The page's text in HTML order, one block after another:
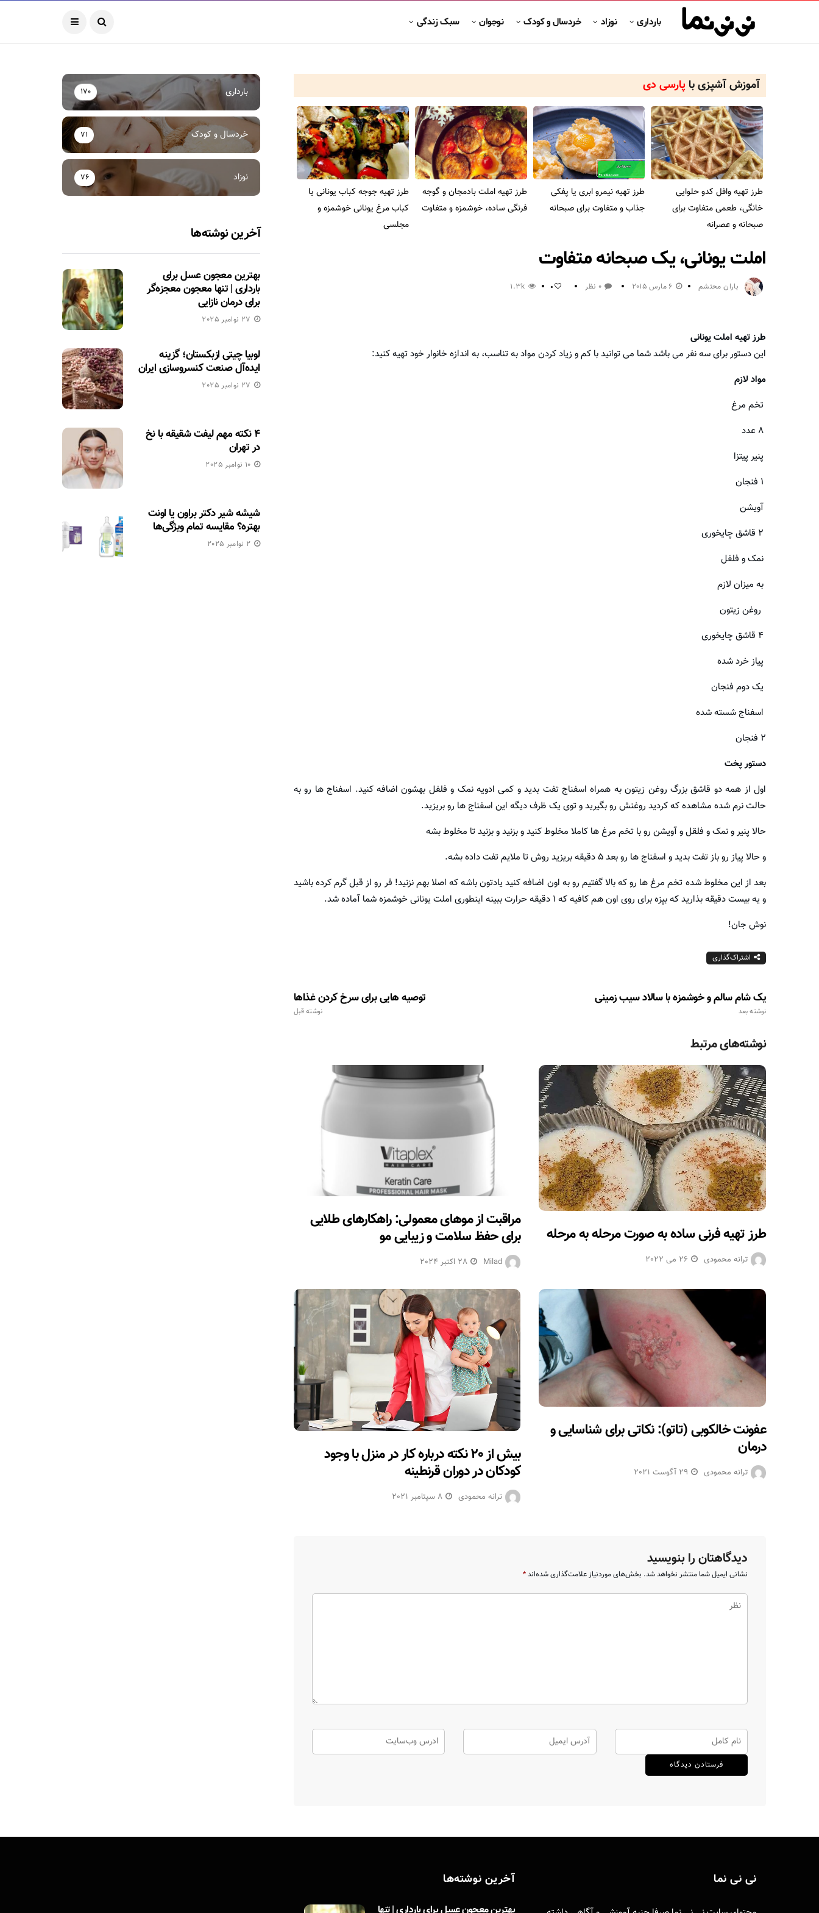
بارداری نوزاد خردسال و کودک نوجوان سبک زندگی
آموزش آشپزی با پارسی دی
طرز تهیه وافل کدو حلوایی
خانگی، طعمی متفاوت برای
صبحانه و عصرانه
طرز تهیه نیمرو ابری یا پفکی
جذاب و متفاوت برای صبحانه
طرز تهیه املت بادمجان و گوجه
فرنگی ساده، خوشمزه و متفاوت
طرز تهیه جوجه کباب یونانی یا
کباب مرغ یونانی خوشمزه و
مجلسی
املت یونانی، یک صبحانه متفاوت
باران محتشم 6 مارس 2015 0 نظر 0
1.3k
طرز تهیه املت یونانی
این دستور برای سه نفر می باشد شما می توانید با کم و زیاد کردن مواد به تناسب، به اندازه خانوار خود تهیه کنید:
مواد لازم
تخم مرغ
پنیر پیتزا
آویشن
نمک و فلفل
به میزان لازم
روغن زیتون
پیاز خرد شده
یک دوم فنجان
اسفناج شسته شده
۲ فنجان
دستور پخت
اول از همه دو قاشق بزرگ روغن زیتون به همراه اسفناج تفت بدید و کمی ادویه نمک و فلفل بهشون اضافه کنید. اسفناج ها رو به
حالت نرم شده مشاهده که کردید روغنش رو بگیرید و توی یک ظرف دیگه این اسفناج ها رو بریزید.
حالا پنیر و نمک و فلقل و آویشن رو با تخم مرغ ها کاملا مخلوط کنید و بزنید و بزنید تا مخلوط بشه
و حالا پیاز رو باز تفت بدید و اسفناج ها رو بعد ۵ دقیقه بریزید روش تا ملایم تفت داده بشه.
بعد از این مخلوط شده تخم مرغ ها رو که بالا گفتیم رو به اون اضافه کنید یادتون باشه که اصلا بهم نزنید! فر رو از قبل گرم کرده باشید
و یه بیست دقیقه بذارید که بپزه برای روی اون هم کافیه که ۱ دقیقه حرارت ببینه اینطوری املت یونانی خوشمزه شما آماده شد.
نوش جان!
اشتراک‌گذاری
توصیه هایی برای سرخ کردن غذاها
نوشته قبل
یک شام سالم و خوشمزه با سالاد سیب زمینی
نوشته بعد
نوشته‌های مرتبط
‫مراقبت از موهای معمولی: راهکارهای طلایی
برای حفظ سلامت و زیبایی مو‬‬‬
Milad 28 اکتبر 2024
طرز تهیه فرنی ساده به صورت مرحله به مرحله
ترانه محمودی 26 می 2022
بیش از ۲۰ نکته درباره کار در منزل با وجود
کودکان در دوران قرنطینه
ترانه محمودی 8 سپتامبر 2021
عفونت خالکوبی (تاتو): نکاتی برای شناسایی و
درمان
ترانه محمودی 29 آگوست 2021
دیدگاهتان را بنویسید
نشانی ایمیل شما منتشر نخواهد شد. بخش‌های موردنیاز علامت‌گذاری شده‌اند*
بارداری 170
خردسال و کودک 71
نوزاد 76
آخرین نوشته‌ها
بهترین معجون عسل برای
بارداری | تنها معجون معجزه‌گر
برای درمان نازایی
27 نوامبر 2025
لوبیا چیتی ازبکستان؛ گزینه
ایده‌آل صنعت کنسروسازی ایران
27 نوامبر 2025
۴ نکته مهم لیفت شقیقه با نخ
در تهران
10 نوامبر 2025
شیشه شیر دکتر براون یا اونت
بهتره؟ مقایسه تمام ویژگی‌ها
2 نوامبر 2025
نی نی نما آخرین نوشته‌ها